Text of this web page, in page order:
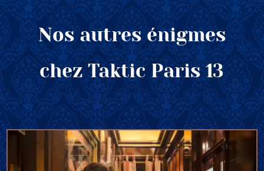
Nos autres énigmes
chez Taktic Paris 13